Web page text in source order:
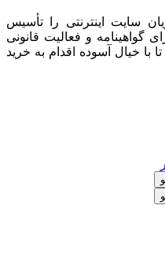
مشتریان سایت اینترنتی را تأسیس
گواهینامه و فعالیت قانونی
با خیال آسوده اقدام به خرید